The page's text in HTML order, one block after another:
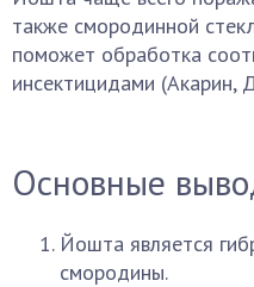
также смородинной
поможет обработка
инсектицидами (Акарин,
Основные
Йошта является
смородины.